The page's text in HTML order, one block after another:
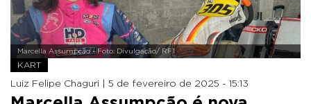
Marcella Assumpção - Foto: Divulgação/ RF1
KART
Luiz Felipe Chaguri | 5 de fevereiro de 2025 - 15:13